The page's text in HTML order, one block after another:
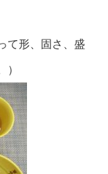
て形、固さ、盛
）